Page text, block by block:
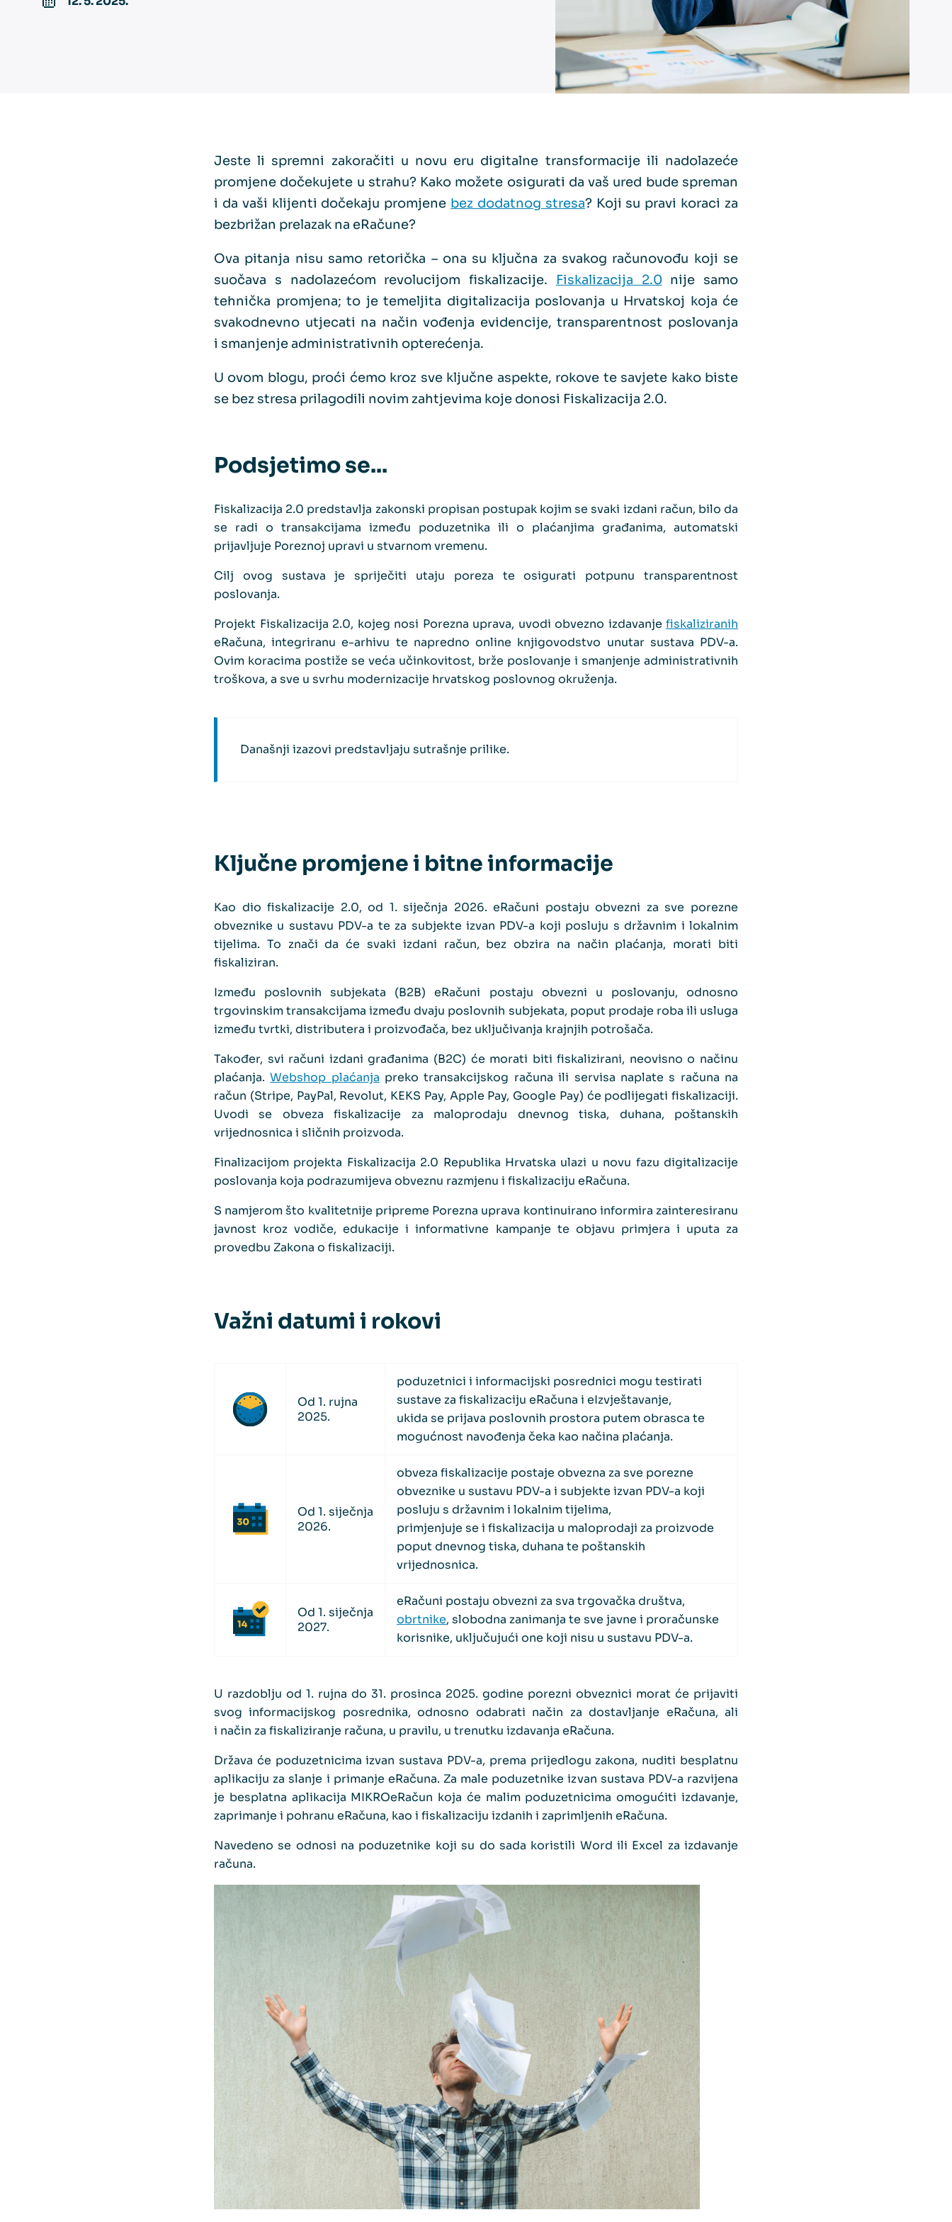
Jeste li spremni zakoračiti u novu eru digitalne transformacije ili nadolazeće
promjene dočekujete u strahu? Kako možete osigurati da vaš ured bude spreman
i da vaši klijenti dočekaju promjene bez dodatnog stresa? Koji su pravi koraci za
bezbrižan prelazak na eRačune?
Ova pitanja nisu samo retorička – ona su ključna za svakog računovođu koji se
suočava s nadolazećom revolucijom fiskalizacije.
Fiskalizacija 2.0 nije samo
tehnička promjena; to je temeljita digitalizacija poslovanja u Hrvatskoj koja će
svakodnevno utjecati na način vođenja evidencije, transparentnost poslovanja
i smanjenje administrativnih opterećenja.
U ovom blogu, proći ćemo kroz sve ključne aspekte, rokove te savjete kako biste
se bez stresa prilagodili novim zahtjevima koje donosi Fiskalizacija 2.0.
Podsjetimo se...
Fiskalizacija 2.0 predstavlja zakonski propisan postupak kojim se svaki izdani račun, bilo da
se radi o transakcijama između poduzetnika ili o plaćanjima građanima, automatski
prijavljuje Poreznoj upravi u stvarnom vremenu.
Cilj ovog sustava je spriječiti utaju poreza te osigurati potpunu transparentnost
poslovanja.
Projekt Fiskalizacija 2.0, kojeg nosi Porezna uprava, uvodi obvezno izdavanje fiskaliziranih
eRačuna, integriranu e-arhivu te napredno online knjigovodstvo unutar sustava PDV-a.
Ovim koracima postiže se veća učinkovitost, brže poslovanje i smanjenje administrativnih
troškova, a sve u svrhu modernizacije hrvatskog poslovnog okruženja.
Današnji izazovi predstavljaju sutrašnje prilike.
Ključne promjene i bitne informacije
Kao dio fiskalizacije 2.0, od 1. siječnja 2026. eRačuni postaju obvezni za sve porezne
obveznike u sustavu PDV-a te za subjekte izvan PDV-a koji posluju s državnim i lokalnim
tijelima. To znači da će svaki izdani račun, bez obzira na način plaćanja, morati biti
fiskaliziran.
Između poslovnih subjekata (B2B) eRačuni postaju obvezni u poslovanju, odnosno
trgovinskim transakcijama između dvaju poslovnih subjekata, poput prodaje roba ili usluga
između tvrtki, distributera i proizvođača, bez uključivanja krajnjih potrošača.
Također, svi računi izdani građanima (B2C) će morati biti fiskalizirani, neovisno o načinu
plaćanja.Webshop plaćanja preko transakcijskog računa ili servisa naplate s računa na
račun (Stripe, PayPal, Revolut, KEKS Pay, Apple Pay, Google Pay) će podlijegati fiskalizaciji.
Uvodi se obveza fiskalizacije za maloprodaju dnevnog tiska, duhana, poštanskih
vrijednosnica i sličnih proizvoda.
Finalizacijom projekta Fiskalizacija 2.0 Republika Hrvatska ulazi u novu fazu digitalizacije
poslovanja koja podrazumijeva obveznu razmjenu i fiskalizaciju eRačuna.
S namjerom što kvalitetnije pripreme Porezna uprava kontinuirano informira zainteresiranu
javnost kroz vodiče, edukacije i informativne kampanje te objavu primjera i uputa za
provedbu Zakona o fiskalizaciji.
Važni datumi i rokovi
Od 1. rujna
2025.
poduzetnici i informacijski posrednici mogu testirati
sustave za fiskalizaciju eRačuna i eIzvještavanje,
ukida se prijava poslovnih prostora putem obrasca te
mogućnost navođenja čeka kao načina plaćanja.
Od 1. siječnja
2026.
obveza fiskalizacije postaje obvezna za sve porezne
obveznike u sustavu PDV-a i subjekte izvan PDV-a koji
posluju s državnim i lokalnim tijelima,
primjenjuje se i fiskalizacija u maloprodaji za proizvode
poput dnevnog tiska, duhana te poštanskih
vrijednosnica.
Od 1. siječnja
2027.
eRačuni postaju obvezni za sva trgovačka društva,
obrtnike, slobodna zanimanja te sve javne i proračunske
korisnike, uključujući one koji nisu u sustavu PDV-a.
U razdoblju od 1. rujna do 31. prosinca 2025. godine porezni obveznici morat će prijaviti
svog informacijskog posrednika, odnosno odabrati način za dostavljanje eRačuna, ali
i način za fiskaliziranje računa, u pravilu, u trenutku izdavanja eRačuna.
Država će poduzetnicima izvan sustava PDV-a, prema prijedlogu zakona, nuditi besplatnu
aplikaciju za slanje i primanje eRačuna. Za male poduzetnike izvan sustava PDV-a razvijena
je besplatna aplikacija MIKROeRačun koja će malim poduzetnicima omogućiti izdavanje,
zaprimanje i pohranu eRačuna, kao i fiskalizaciju izdanih i zaprimljenih eRačuna.
Navedeno se odnosi na poduzetnike koji su do sada koristili Word ili Excel za izdavanje
računa.